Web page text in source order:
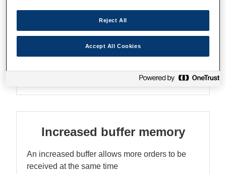
Easy to use
Increased buffer memory
An increased buffer allows more orders to be
received at the same time
Reject All
Accept All Cookies